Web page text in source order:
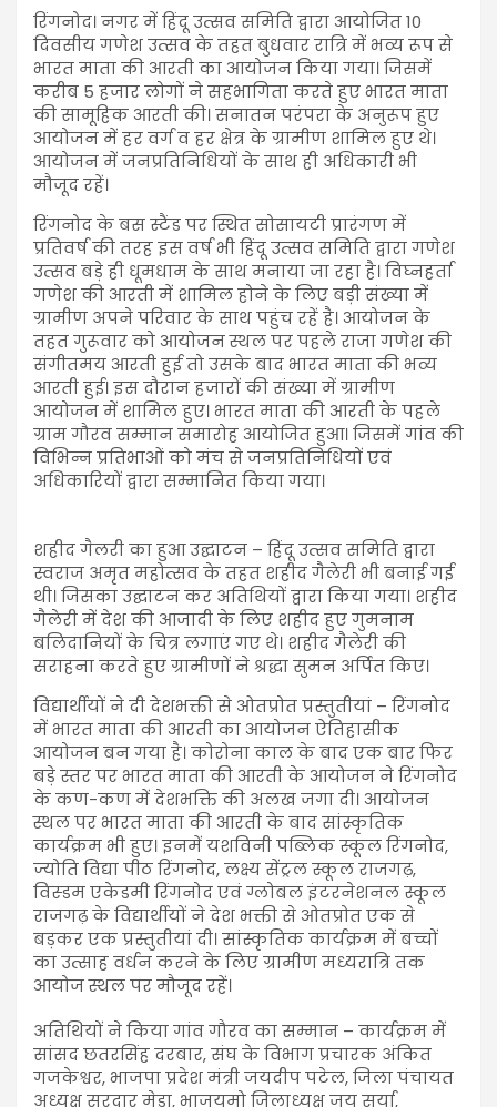
रिंगनोद। नगर में हिंदू उत्सव समिति द्वारा आयोजित 10
दिवसीय गणेश उत्सव के तहत बुधवार रात्रि में भव्य रूप से
भारत माता की आरती का आयोजन किया गया। जिसमें
करीब 5 हजार लोगों ने सहभागिता करते हुए भारत माता
की सामूहिक आरती की। सनातन परंपरा के अनुरूप हुए
आयोजन में हर वर्ग व हर क्षेत्र के ग्रामीण शामिल हुए थे।
आयोजन में जनप्रतिनिधियों के साथ ही अधिकारी भी
मौजूद रहें।
रिंगनोद के बस स्टैंड पर स्थित सोसायटी प्रारंगण में
प्रतिवर्ष की तरह इस वर्ष भी हिंदू उत्सव समिति द्वारा गणेश
उत्सव बड़े ही धूमधाम के साथ मनाया जा रहा है। विघ्नहर्ता
गणेश की आरती में शामिल होने के लिए बड़ी संख्या में
ग्रामीण अपने परिवार के साथ पहुंच रहें है। आयोजन के
तहत गुरूवार को आयोजन स्थल पर पहले राजा गणेश की
संगीतमय आरती हुई तो उसके बाद भारत माता की भव्य
आरती हुई। इस दौरान हजारों की संख्या में ग्रामीण
आयोजन में शामिल हुए। भारत माता की आरती के पहले
ग्राम गौरव सम्मान समारोह आयोजित हुआ। जिसमें गांव की
विभिन्न प्रतिभाओं को मंच से जनप्रतिनिधियों एवं
अधिकारियों द्वारा सम्मानित किया गया।
शहीद गैलरी का हुआ उद्घाटन – हिंदू उत्सव समिति द्वारा
स्वराज अमृत महोत्सव के तहत शहीद गैलेरी भी बनाई गई
थी। जिसका उद्घाटन कर अतिथियों द्वारा किया गया। शहीद
गैलेरी में देश की आजादी के लिए शहीद हुए गुमनाम
बलिदानियों के चित्र लगाएं गए थे। शहीद गैलेरी की
सराहना करते हुए ग्रामीणों ने श्रद्धा सुमन अर्पित किए।
विद्यार्थीयों ने दी देशभक्ती से ओतप्रोत प्रस्तुतीयां – रिंगनोद
में भारत माता की आरती का आयोजन ऐतिहासीक
आयोजन बन गया है। कोरोना काल के बाद एक बार फिर
बड़े स्तर पर भारत माता की आरती के आयोजन ने रिंगनोद
के कण-कण में देशभक्ति की अलख जगा दी। आयोजन
स्थल पर भारत माता की आरती के बाद सांस्कृतिक
कार्यक्रम भी हुए। इनमें यशविनी पब्लिक स्कूल रिंगनोद,
ज्योति विद्या पीठ रिंगनोद, लक्ष्य सेंट्रल स्कूल राजगढ़,
विस्डम एकेडमी रिंगनोद एवं ग्लोबल इंटरनेशनल स्कूल
राजगढ़ के विद्यार्थीयों ने देश भक्ती से ओतप्रोत एक से
बड़कर एक प्रस्तुतीयां दी। सांस्कृतिक कार्यक्रम में बच्चों
का उत्साह वर्धन करने के लिए ग्रामीण मध्यरात्रि तक
आयोज स्थल पर मौजूद रहें।
अतिथियों ने किया गांव गौरव का सम्मान – कार्यक्रम में
सांसद छतरसिंह दरबार, संघ के विभाग प्रचारक अंकित
गजकेश्वर, भाजपा प्रदेश मंत्री जयदीप पटेल, जिला पंचायत
अध्यक्ष सरदार मेड़ा, भाजयूमो जिलाध्यक्ष जय सूर्या,